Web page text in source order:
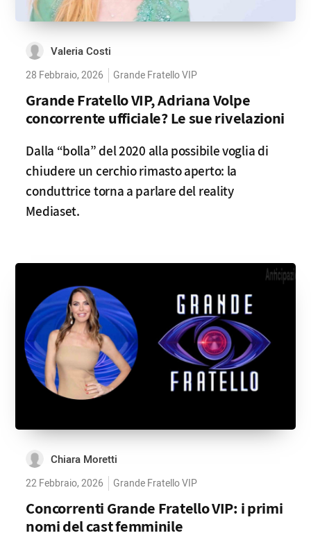
Valeria Costi
28 Febbraio, 2026 Grande Fratello VIP
Grande Fratello VIP, Adriana Volpe
concorrente ufficiale? Le sue rivelazioni
Dalla “bolla” del 2020 alla possibile voglia di
chiudere un cerchio rimasto aperto: la
conduttrice torna a parlare del reality
Mediaset.
Chiara Moretti
22 Febbraio, 2026 Grande Fratello VIP
Concorrenti Grande Fratello VIP: i primi
nomi del cast femminile